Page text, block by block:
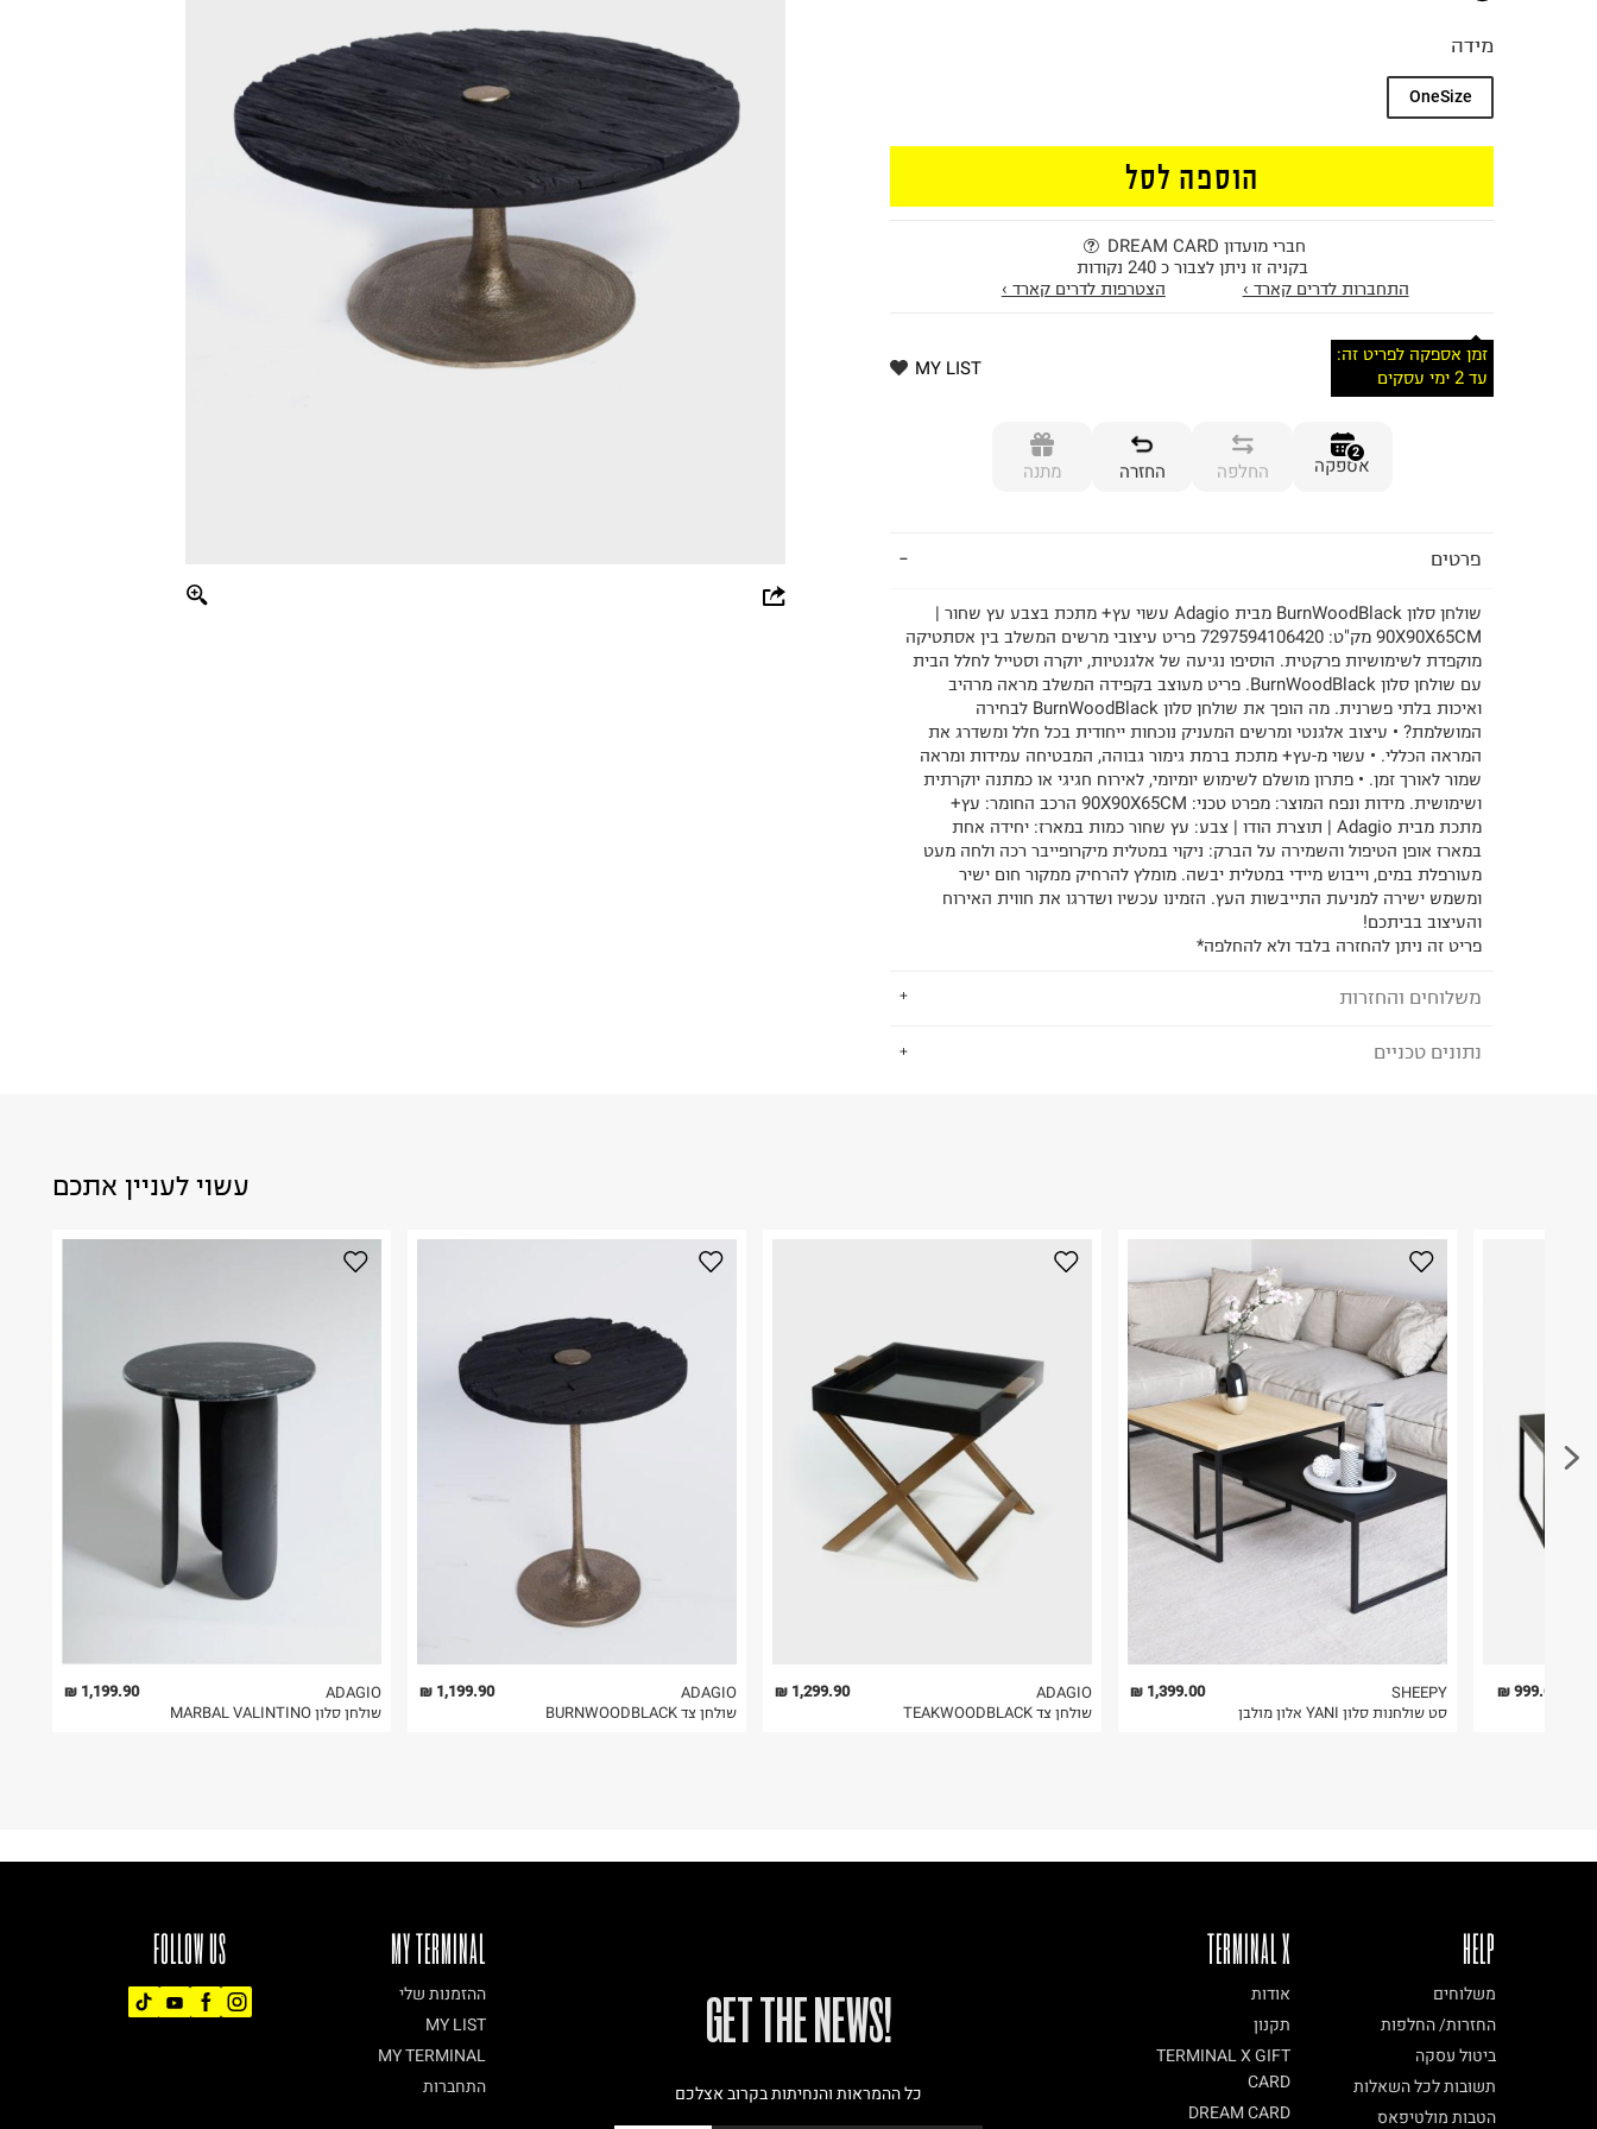
מידה
OneSize
הוספה לסל
חברי מועדון DREAM CARD
בקניה זו ניתן לצבור כ 240 נקודות
התחברות לדרים קארד ›
הצטרפות לדרים קארד ›
זמן אספקה לפריט זה:
עד 2 ימי עסקים
MY LIST
2
אספקה החלפה החזרה מתנה
פרטים
שולחן סלון BurnWoodBlack מבית Adagio עשוי עץ+ מתכת בצבע עץ שחור |
90X90X65CM מק"ט: 7297594106420 פריט עיצובי מרשים המשלב בין אסתטיקה
מוקפדת לשימושיות פרקטית. הוסיפו נגיעה של אלגנטיות, יוקרה וסטייל לחלל הבית
עם שולחן סלון BurnWoodBlack. פריט מעוצב בקפידה המשלב מראה מרהיב
ואיכות בלתי פשרנית. מה הופך את שולחן סלון BurnWoodBlack לבחירה
המושלמת? • עיצוב אלגנטי ומרשים המעניק נוכחות ייחודית בכל חלל ומשדרג את
המראה הכללי. • עשוי מ-עץ+ מתכת ברמת גימור גבוהה, המבטיחה עמידות ומראה
שמור לאורך זמן. • פתרון מושלם לשימוש יומיומי, לאירוח חגיגי או כמתנה יוקרתית
ושימושית. מידות ונפח המוצר: מפרט טכני: 90X90X65CM הרכב החומר: עץ+
מתכת מבית Adagio | תוצרת הודו | צבע: עץ שחור כמות במארז: יחידה אחת
במארז אופן הטיפול והשמירה על הברק: ניקוי במטלית מיקרופייבר רכה ולחה מעט
מעורפלת במים, וייבוש מיידי במטלית יבשה. מומלץ להרחיק ממקור חום ישיר
ומשמש ישירה למניעת התייבשות העץ. הזמינו עכשיו ושדרגו את חווית האירוח
והעיצוב בביתכם!
פריט זה ניתן להחזרה בלבד ולא להחלפה*
משלוחים והחזרות
לבחירת בשיטת המשלוח המתאימה לכם,
לפני החזרת החבילה, חשוב להדביק את מדבקת הגוביינא על גבי החבילה
במקום בו הודבקה הכתובת שלכם.
פריטים שבירים יש להחזיר עם שליח דרך ממשק ההחזרות באתר בלבד
בהתאם לתנאי השימוש.
חשוב לשים לב:
3. מוצרי טיפוח ניתן להחזיר סגורים באריזתם המקורית בלבד. לא ניתן
להחזיר לקים.
נתונים טכניים
מ.י.ד גוליאן
מלך חסן השני 12, קריית עקרון.
ח.פ. 515004869
עשוי לעניין אתכם
1,199.90 ₪
ADAGIO
שולחן סלון MARBAL VALINTINO
1,199.90 ₪
ADAGIO
שולחן צד BURNWOODBLACK
1,299.90 ₪
ADAGIO
שולחן צד TEAKWOODBLACK
1,399.00 ₪
SHEEPY
סט שולחנות סלון YANI אלון מולבן
999.00 ₪
FOLLOW US MY TERMINAL
ההזמנות שלי
MY LIST
MY TERMINAL
התחברות
!GET THE NEWS
כל ההמראות והנחיתות בקרוב אצלכם
TERMINAL X
אודות
תקנון
TERMINAL X GIFT
CARD
DREAM CARD
HELP
משלוחים
החזרות/ החלפות
ביטול עסקה
תשובות לכל השאלות
הטבות מולטיפאס